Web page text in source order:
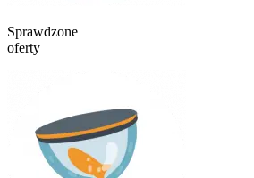
Sprawdzone
oferty